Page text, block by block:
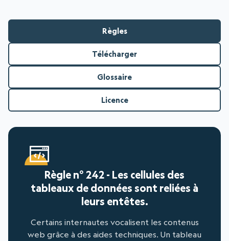
Règles
Télécharger
Glossaire
Licence
Règle n° 242 - Les cellules des
tableaux de données sont reliées à
leurs entêtes.
Certains internautes vocalisent les contenus
web grâce à des aides techniques. Un tableau